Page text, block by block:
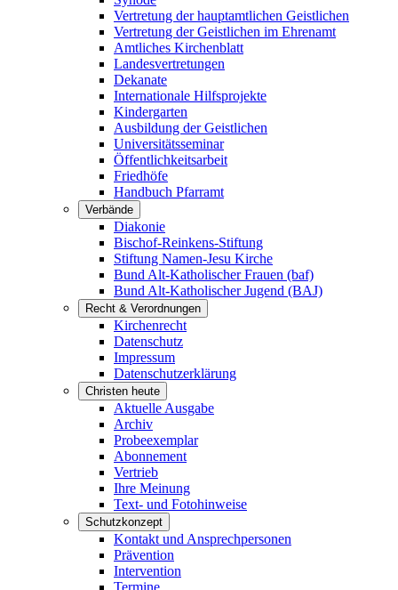
Vertretung der hauptamtlichen Geistlichen
Vertretung der Geistlichen im Ehrenamt
Amtliches Kirchenblatt
Landesvertretungen
Dekanate
Internationale Hilfsprojekte
Kindergarten
Ausbildung der Geistlichen
Universitätsseminar
Öffentlichkeitsarbeit
Friedhöfe
Handbuch Pfarramt
Verbände
Diakonie
Bischof-Reinkens-Stiftung
Stiftung Namen-Jesu Kirche
Bund Alt-Katholischer Frauen (baf)
Bund Alt-Katholischer Jugend (BAJ)
Recht & Verordnungen
Kirchenrecht
Datenschutz
Impressum
Datenschutzerklärung
Christen heute
Aktuelle Ausgabe
Archiv
Probeexemplar
Abonnement
Vertrieb
Ihre Meinung
Text- und Fotohinweise
Schutzkonzept
Kontakt und Ansprechpersonen
Prävention
Intervention
Termine